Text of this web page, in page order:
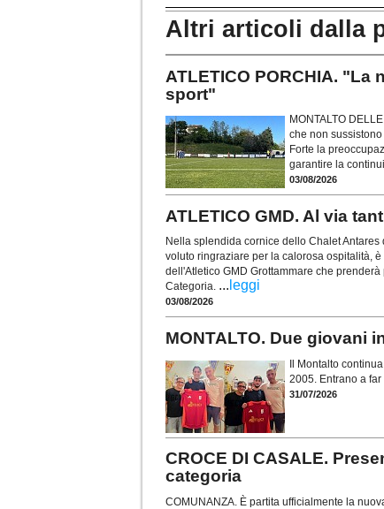
Altri articoli dalla
ATLETICO PORCHIA.
sport"
MONTALTO
che non
Forte la
garantire la
03/08/2026
ATLETICO GMD. Al via
Nella splendida cornice dello Chalet
voluto ringraziare per la calorosa ospitalità,
dell'Atletico GMD Grottammare che
Categoria. ... leggi
03/08/2026
MONTALTO. Due giovani
Il Montalto
2005. Entrano a
31/07/2026
CROCE DI CASALE.
categoria
COMUNANZA. È partita ufficialmente la